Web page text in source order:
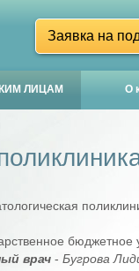
Заявка на
ЛИЦАМ О
врач - Бугрова